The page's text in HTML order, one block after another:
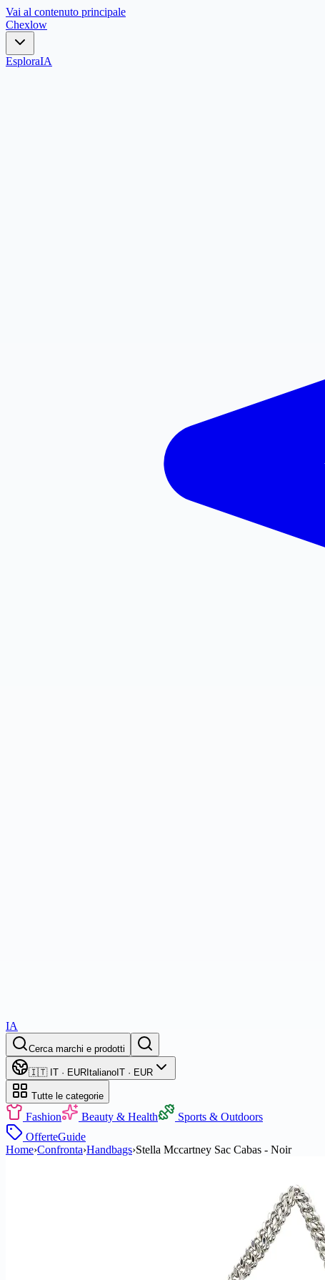
Vai al contenuto principale
Chexlow
EsploraIA
IA
Cerca marchi e prodotti
🇮🇹 IT · EUR Italiano IT · EUR
Tutte le categorie
Fashion Beauty & Health
Sports & Outdoors
OfferteGuide
Home›Confronta›Handbags›Stella Mccartney Sac Cabas - Noir